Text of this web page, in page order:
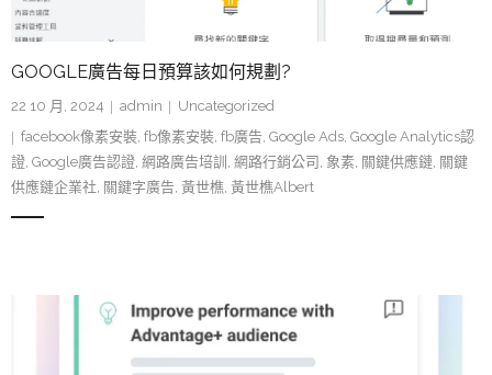
GOOGLE廣告每日預算該如何規劃?
22 10 月, 2024 admin
Uncategorized
facebook像素安裝, fb像素安裝, fb廣告, Google Ads, Google Analytics認
證, Google廣告認證, 網路廣告培訓 , 網路行銷公司 , 象素, 關鍵供應鏈, 關鍵
供應鏈企業社, 關鍵字廣告, 黃世樵, 黃世樵Albert